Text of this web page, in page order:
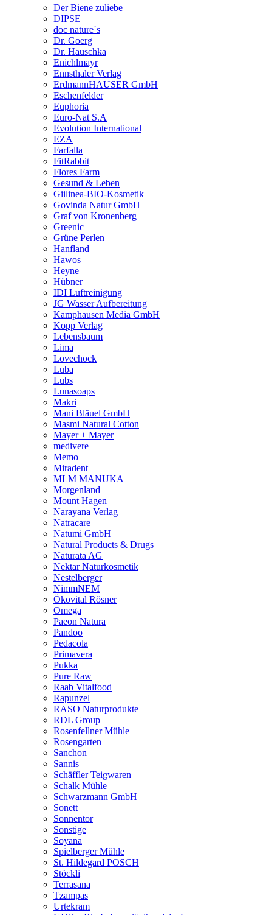
Der Biene zuliebe
DIPSE
doc nature´s
Dr. Goerg
Dr. Hauschka
Enichlmayr
Ennsthaler Verlag
ErdmannHAUSER GmbH
Eschenfelder
Euphoria
Euro-Nat S.A
Evolution International
EZA
Farfalla
FitRabbit
Flores Farm
Gesund & Leben
Giilinea-BIO-Kosmetik
Govinda Natur GmbH
Graf von Kronenberg
Greenic
Grüne Perlen
Hanfland
Hawos
Heyne
Hübner
IDI Luftreinigung
JG Wasser Aufbereitung
Kamphausen Media GmbH
Kopp Verlag
Lebensbaum
Lima
Lovechock
Luba
Lubs
Lunasoaps
Makri
Mani Bläuel GmbH
Masmi Natural Cotton
Mayer + Mayer
medivere
Memo
Miradent
MLM MANUKA
Morgenland
Mount Hagen
Narayana Verlag
Natracare
Natumi GmbH
Natural Products & Drugs
Naturata AG
Nektar Naturkosmetik
Nestelberger
NimmNEM
Ökovital Rösner
Omega
Paeon Natura
Pandoo
Pedacola
Primavera
Pukka
Pure Raw
Raab Vitalfood
Rapunzel
RASO Naturprodukte
RDL Group
Rosenfellner Mühle
Rosengarten
Sanchon
Sannis
Schäffler Teigwaren
Schalk Mühle
Schwarzmann GmbH
Sonett
Sonnentor
Sonstige
Soyana
Spielberger Mühle
St. Hildegard POSCH
Stöckli
Terrasana
Tzampas
Urtekram